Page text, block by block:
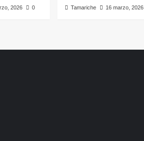
2026 0 Tamariche 16 marzo, 2026